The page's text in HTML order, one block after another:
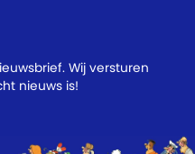
Wij versturen
nieuws is!